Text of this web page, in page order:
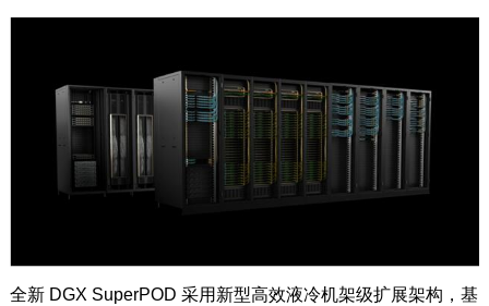
全新 DGX SuperPOD 采用新型高效液冷机架级扩展架构，基